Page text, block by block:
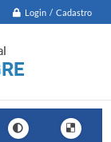
Login / Cadastro